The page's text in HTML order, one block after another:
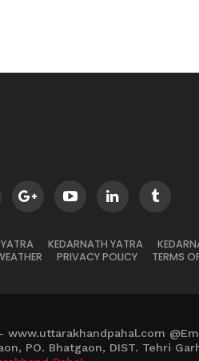
KEDARNATH YATRA
PRIVACY POLICY TERMS
PO. Bhatgaon, DIST. Tehri